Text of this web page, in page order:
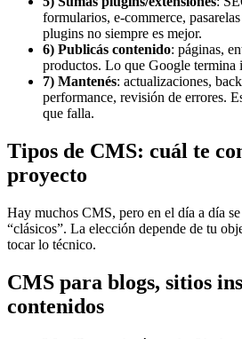
formularios, e-commerce,
plugins no siempre es mejor.
6) Publicás contenido: páginas,
productos. Lo que Google termina
7) Mantenés: actualizaciones,
performance, revisión de errores.
que falla.
Tipos de CMS: cuál te
proyecto
Hay muchos CMS, pero en el día a día
“clásicos”. La elección depende de tu
tocar lo técnico.
CMS para blogs, sitios
contenidos